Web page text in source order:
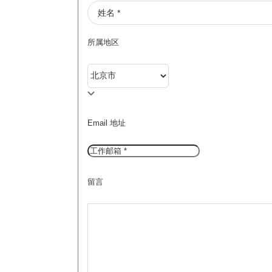
所属地区
Email 地址
留言